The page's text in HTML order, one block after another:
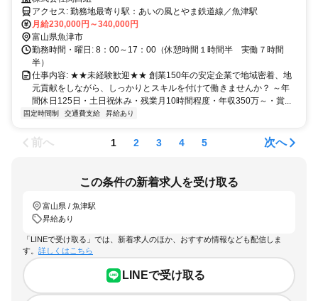
す！
アクセス: 勤務地最寄り駅：あいの風とやま鉄道線／魚津駅
月給230,000円～340,000円
富山県魚津市
勤務時間・曜日: 8：00～17：00（休憩時間１時間半 実働７時間
半）
仕事内容: ★★未経験歓迎★★ 創業150年の安定企業で地域密着、地
元貢献をしながら、しっかりとスキルを付けて働きませんか？ ～年
間休日125日・土日祝休み・残業月10時間程度・年収350万～・賞...
固定時間制 交通費支給 昇給あり
前へ 1 2 3 4 5 次へ
この条件の新着求人を受け取る
富山県 / 魚津駅
昇給あり
「LINEで受け取る」では、新着求人のほか、おすすめ情報なども配信しま
す。 詳しくはこちら
LINEで受け取る